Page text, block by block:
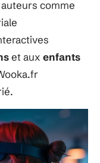
comme
et aux enfants